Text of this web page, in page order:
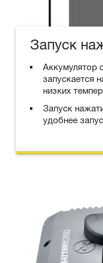
Запуск
Аккумулятор
запускается
низких
Запуск
удобнее